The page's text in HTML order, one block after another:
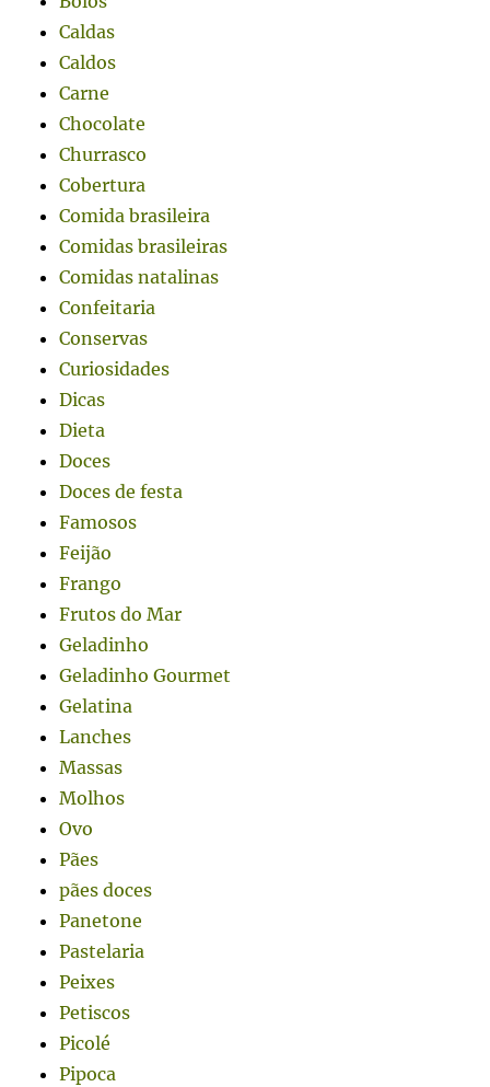
Caldas
Caldos
Carne
Chocolate
Churrasco
Cobertura
Comida brasileira
Comidas brasileiras
Comidas natalinas
Confeitaria
Conservas
Curiosidades
Dicas
Dieta
Doces
Doces de festa
Famosos
Feijão
Frango
Frutos do Mar
Geladinho
Geladinho Gourmet
Gelatina
Lanches
Massas
Molhos
Ovo
Pães
pães doces
Panetone
Pastelaria
Peixes
Petiscos
Picolé
Pipoca